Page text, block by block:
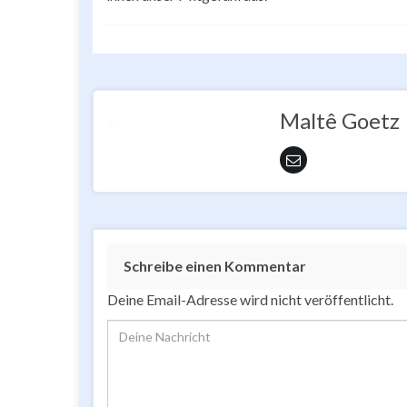
Maltê Goetz
Schreibe einen Kommentar
Deine Email-Adresse wird nicht veröffentlicht.